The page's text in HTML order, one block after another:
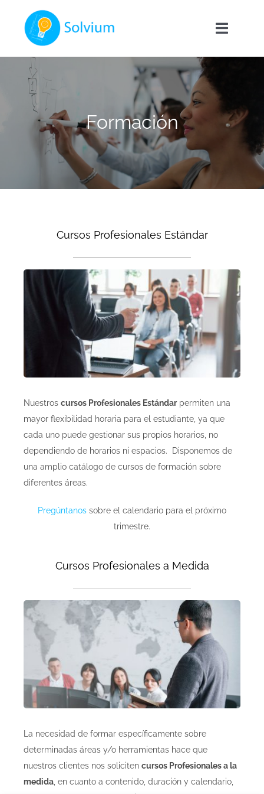
contenido
Toggle
Inicio
Servicios
Formación
Contacto
Formación
Cursos Profesionales Estándar
Nuestros cursos Profesionales Estándarpermiten una
mayor flexibilidad horaria para el estudiante, ya que
cada uno puede gestionar sus propios horarios, no
dependiendo de horarios ni espacios. Disponemos de
una amplio catálogo de cursos de formación sobre
diferentes áreas.
Pregúntanos sobre el calendario para el próximo
trimestre.
Cursos Profesionales a Medida
La necesidad de formar específicamente sobre
determinadas áreas y/o herramientas hace que
nuestros clientes nos soliciten cursos Profesionales a la
medida, en cuanto a contenido, duración y calendario,